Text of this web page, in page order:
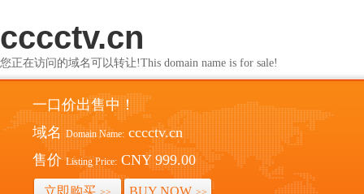
cccctv.cn
您正在访问的域名可以转让!This domain name is for sale!
一口价出售中！
域名 Domain Name: cccctv.cn
售价 Listing Price: CNY 999.00
立即购买 BUY NOW